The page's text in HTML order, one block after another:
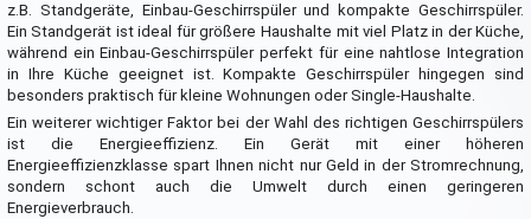
z.B. Standgeräte, Einbau-Geschirrspüler und kompakte Geschirrspüler.
Ein Standgerät ist ideal für größere Haushalte mit viel Platz in der Küche,
während ein Einbau-Geschirrspüler perfekt für eine nahtlose Integration
in Ihre Küche geeignet ist. Kompakte Geschirrspüler hingegen sind
besonders praktisch für kleine Wohnungen oder Single-Haushalte.
Ein weiterer wichtiger Faktor bei der Wahl des richtigen Geschirrspülers
ist die Energieeffizienz. Ein Gerät mit einer höheren
Energieeffizienzklasse spart Ihnen nicht nur Geld in der Stromrechnung,
sondern schont auch die Umwelt durch einen geringeren
Energieverbrauch.